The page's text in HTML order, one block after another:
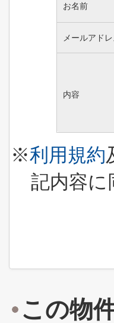
お名前
メールアドレ
内容
※利用規約
記内容に
この物